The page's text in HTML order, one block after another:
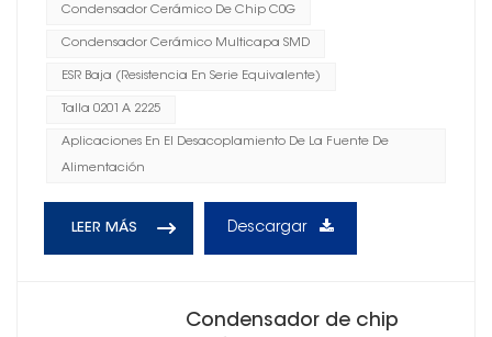
Condensador Cerámico De Chip C0G
Condensador Cerámico Multicapa SMD
ESR Baja (resistencia En Serie Equivalente)
Talla 0201 A 2225
Aplicaciones En El Desacoplamiento De La Fuente De
Alimentación
LEER MÁS Descargar
Condensador de chip